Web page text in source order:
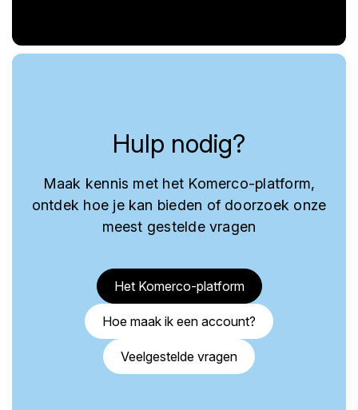
Hulp nodig?
Maak kennis met het Komerco-platform,
ontdek hoe je kan bieden of doorzoek onze
meest gestelde vragen
Het Komerco-platform
Hoe maak ik een account?
Veelgestelde vragen